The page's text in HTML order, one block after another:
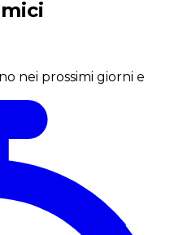
nei prossimi giorni e